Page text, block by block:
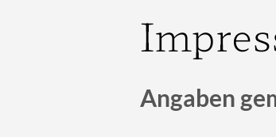
Angaben